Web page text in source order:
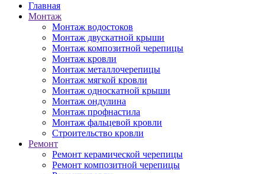
Главная
Монтаж
Монтаж водостоков
Монтаж двускатной крыши
Монтаж композитной черепицы
Монтаж кровли
Монтаж металлочерепицы
Монтаж мягкой кровли
Монтаж односкатной крыши
Монтаж ондулина
Монтаж профнастила
Монтаж фальцевой кровли
Строительство кровли
Ремонт
Ремонт керамической черепицы
Ремонт композитной черепицы